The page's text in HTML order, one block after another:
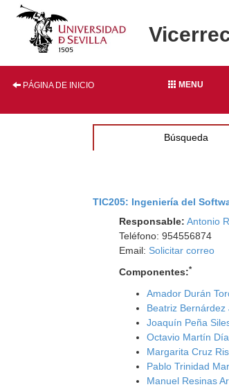
PÁGINA DE INICIO MENU
Búsqueda
TIC205: Ingeniería del
Responsable: Antonio
Teléfono: 954556874
Email: Solicitar correo
Componentes:*
Amador Durán
Beatriz Bernárdez
Joaquín Peña
Octavio Martín
Margarita Cruz
Pablo Trinidad
Manuel Resinas